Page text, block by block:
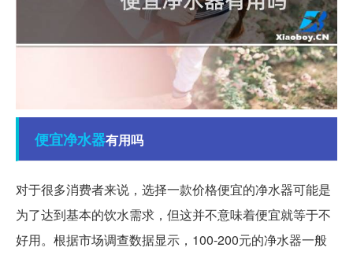
便宜净水器有用吗
对于很多消费者来说，选择一款价格便宜的净水器可能是
为了达到基本的饮水需求，但这并不意味着便宜就等于不
好用。根据市场调查数据显示，100-200元的净水器一般